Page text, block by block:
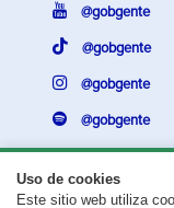
Uso de cookies
Este sitio web utiliza
@gobgente
@gobgente
@gobgente
@gobgente
¿Existe algún